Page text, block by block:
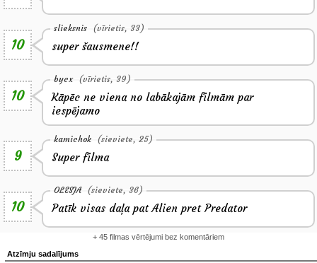
10
slieksnis (vīrietis, 33)
super šausmene!!
10
bycx (vīrietis, 39)
Kāpēc ne viena no labākajām filmām par
iespējamo
9
kamichok (sieviete, 25)
Super filma
10
OLESJA (sieviete, 36)
Patīk visas daļa pat Alien pret Predator
+ 45 filmas vērtējumi bez komentāriem
Atzīmju sadalījums